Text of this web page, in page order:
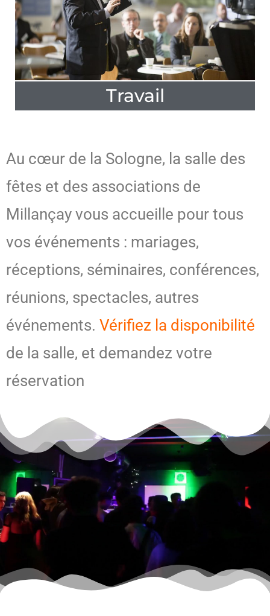
Travail
Au cœur de la Sologne, la salle des
fêtes et des associations de
Millançay vous accueille pour tous
vos événements : mariages,
réceptions, séminaires, conférences,
réunions, spectacles, autres
événements. Vérifiez la disponibilité
de la salle, et demandez votre
réservation